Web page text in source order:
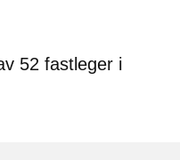
52 fastleger i